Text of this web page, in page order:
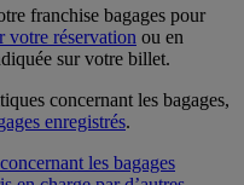
franchise bagages pour
votre réservation ou en
sur votre billet.
concernant les bagages,
enregistrés.
les bagages